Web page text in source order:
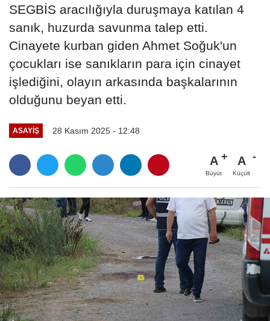
SEGBİS aracılığıyla duruşmaya katılan 4
sanık, huzurda savunma talep etti.
Cinayete kurban giden Ahmet Soğuk'un
çocukları ise sanıkların para için cinayet
işlediğini, olayın arkasında başkalarının
olduğunu beyan etti.
ASAYIŞ 28 Kasım 2025 - 12:48
A
Büyüt
A
Küçült